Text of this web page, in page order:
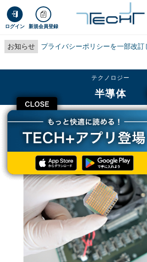
ログイン 新規会員登録
お知らせ プライバシーポリシーを一部改訂
CLOSE
テクノロジー
半導体
TECH+ テクノロジー
半導体
龍谷大など、脳をハード的に模倣した「ニューロモー